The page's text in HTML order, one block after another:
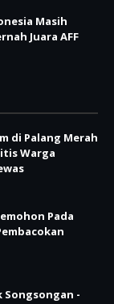
Masih
Juara AFF
di Palang Merah
Warga
Pada
Songsongan -